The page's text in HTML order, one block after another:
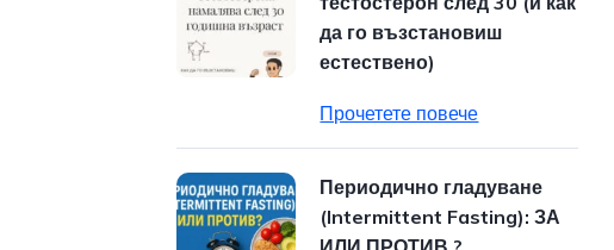
да го възстановиш
естествено)
Прочетете повече
Периодично гладуване
(Intermittent Fasting): ЗА